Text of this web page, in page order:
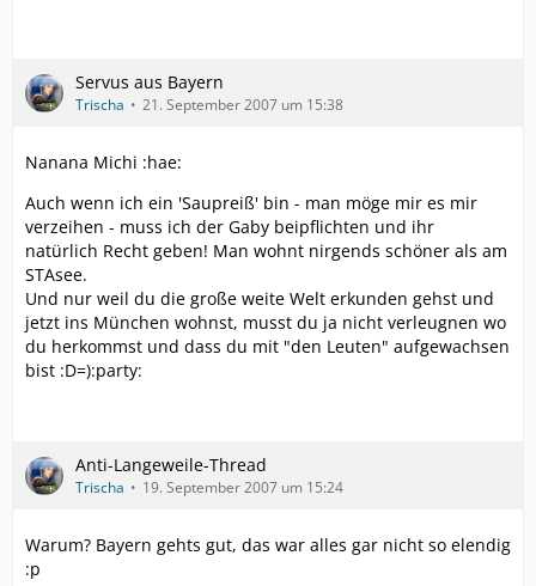
Servus aus Bayern
Trischa 21. September 2007 um 15:38
Nanana Michi :hae:
Auch wenn ich ein 'Saupreiß' bin - man möge mir es mir
verzeihen - muss ich der Gaby beipflichten und ihr
natürlich Recht geben! Man wohnt nirgends schöner als am
STAsee.
Und nur weil du die große weite Welt erkunden gehst und
jetzt ins München wohnst, musst du ja nicht verleugnen wo
du herkommst und dass du mit "den Leuten" aufgewachsen
bist :D=):party:
Anti-Langeweile-Thread
Trischa 19. September 2007 um 15:24
Warum? Bayern gehts gut, das war alles gar nicht so elendig
:p